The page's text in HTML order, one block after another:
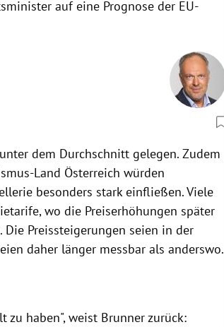
auf eine Prognose der EU-
dem Durchschnitt gelegen. Zudem
Land Österreich würden
besonders stark einfließen. Viele
wo die Preiserhöhungen später
Preissteigerungen seien in der
daher länger messbar als anderswo.
zu haben", weist Brunner zurück: